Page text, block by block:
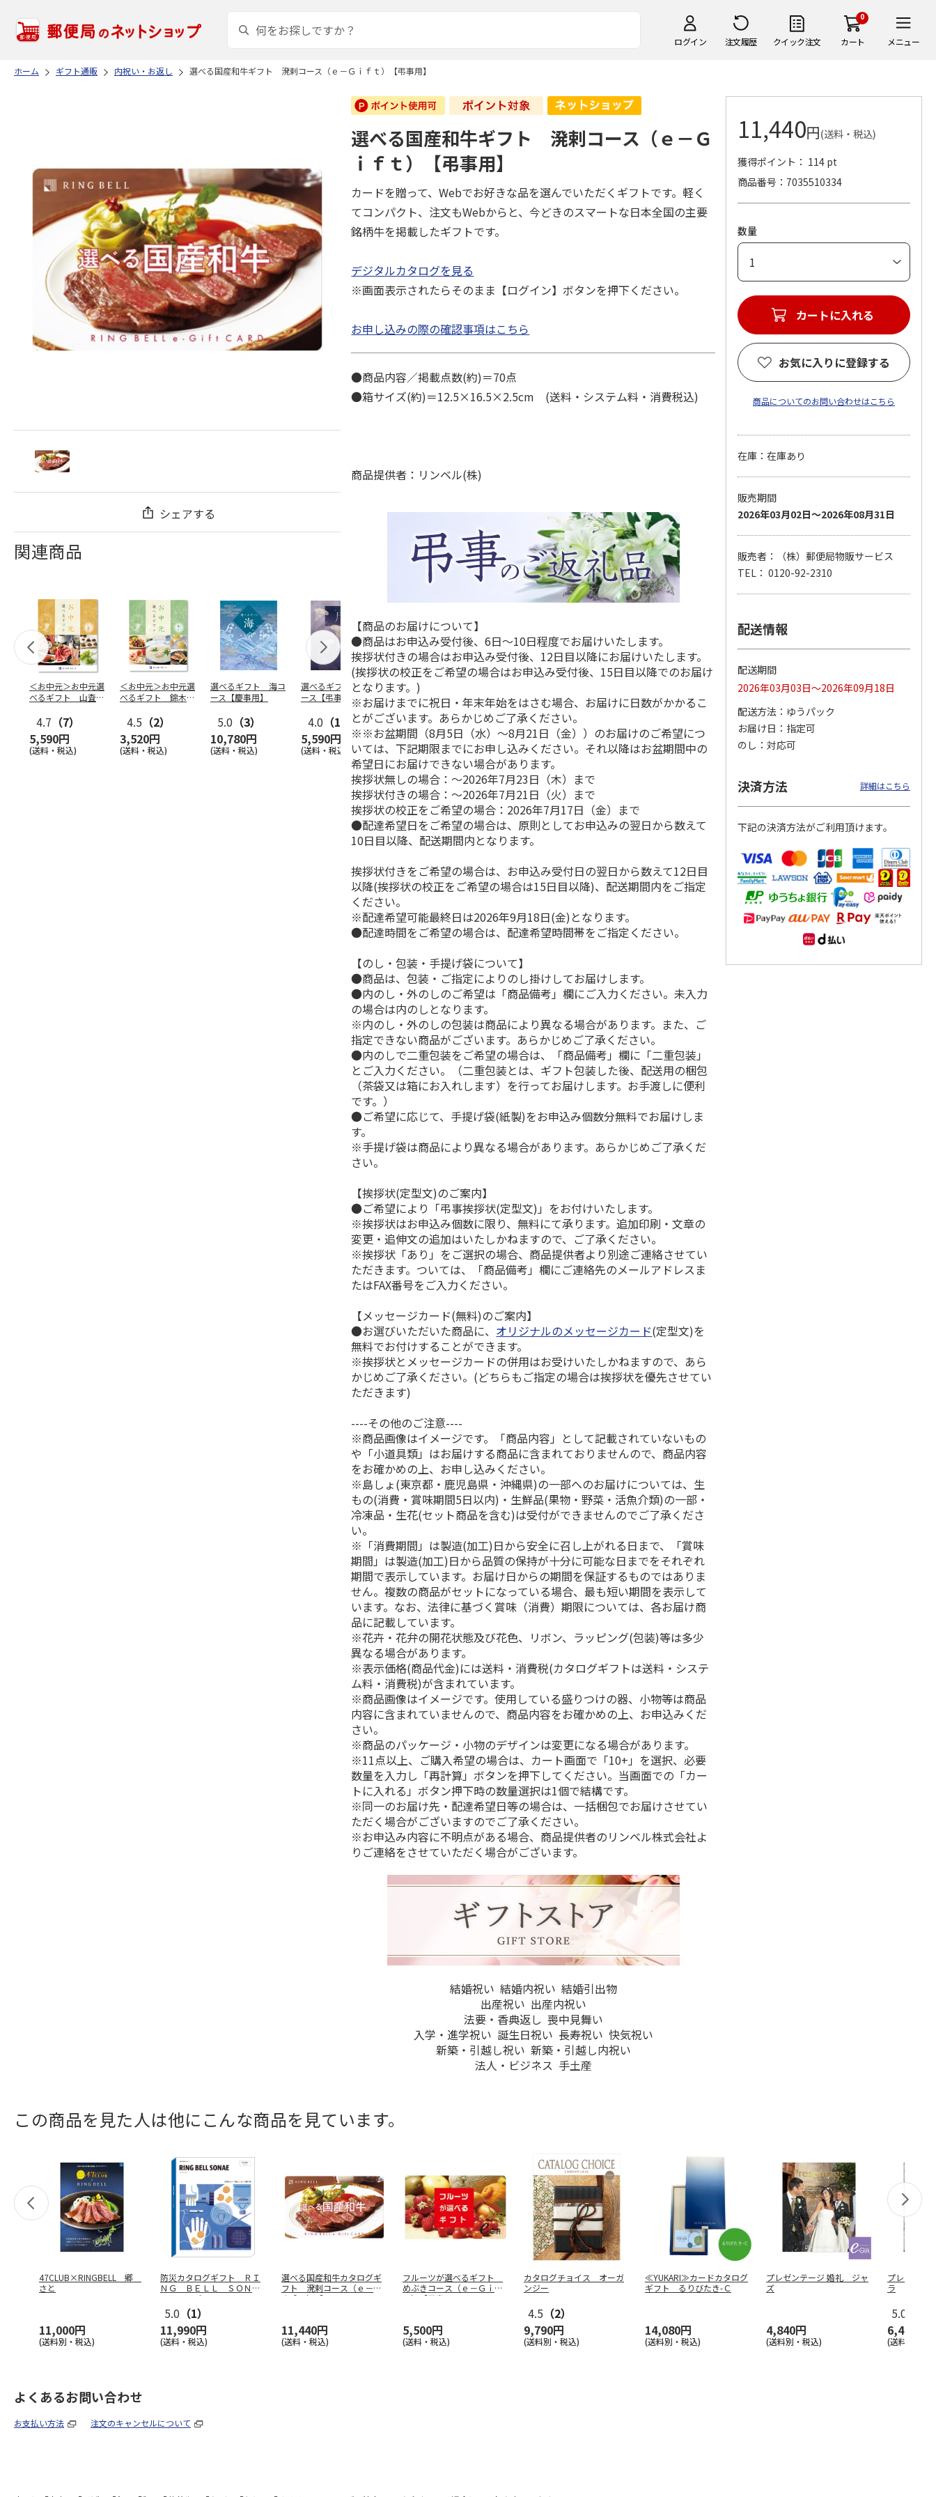
ログイン 注文履歴 クイック注文
0
カート メニュー
ホーム ギフト通販 内祝い・お返し 選べる国産和牛ギフト 溌剌コース（ｅ－Ｇｉｆｔ）【弔事用】
シェアする
関連商品
＜お中元＞お中元選
べるギフト 山査子
4.7 （7）
5,590円
(送料・税込)
＜お中元＞お中元選
べるギフト 錦木コ
4.5 （2）
3,520円
(送料・税込)
選べるギフト 海コ
ース【慶事用】
5.0 （3）
10,780円
(送料・税込)
選べるギフト 月コ
ース【弔事用】
4.0 （1）
5,590円
(送料・税込)
＜お中元＞お中元選
べるギフト 栴檀コ
ース
5.0（5）
10,780円
(送料・税込)
ース【弔事用】
4.4 （5）
10,780円
(送料・税込)
ース【慶事用】
5,590円
(送料・税込)
ース【弔事用】
15,990円
(送料・税込)
選べるギフト 鳥コ
4.2 （6）
3,520円
(送料・税込)
選べるギフト 花コ
選べる国産和牛ギフト 溌剌コース（ｅ－Ｇ
ｉｆｔ）【弔事用】
カードを贈って、Webでお好きな品を選んでいただくギフトです。軽く
てコンパクト、注文もWebからと、今どきのスマートな日本全国の主要
銘柄牛を掲載したギフトです。
デジタルカタログを見る
※画面表示されたらそのまま【ログイン】ボタンを押下ください。
お申し込みの際の確認事項はこちら
●商品内容／掲載点数(約)＝70点
●箱サイズ(約)＝12.5×16.5×2.5cm (送料・システム料・消費税込)
商品提供者：リンベル(株)
【商品のお届けについて】
●商品はお申込み受付後、6日～10日程度でお届けいたします。
挨拶状付きの場合はお申込み受付後、12日目以降にお届けいたします。
(挨拶状の校正をご希望の場合はお申込み受付後、15日目以降でのお届け
となります。)
※お届けまでに祝日・年末年始をはさむ場合、お届けに日数がかかるこ
とがございます。あらかじめご了承ください。
※※お盆期間（8月5日（水）～8月21日（金））のお届けのご希望につ
いては、下記期限までにお申し込みください。それ以降はお盆期間中の
希望日にお届けできない場合があります。
挨拶状無しの場合：～2026年7月23日（木）まで
挨拶状付きの場合：～2026年7月21日（火）まで
挨拶状の校正をご希望の場合：2026年7月17日（金）まで
●配達希望日をご希望の場合は、原則としてお申込みの翌日から数えて
10日目以降、配送期間内となります。
挨拶状付きをご希望の場合は、お申込み受付日の翌日から数えて12日目
以降(挨拶状の校正をご希望の場合は15日目以降)、配送期間内をご指定
ください。
※配達希望可能最終日は2026年9月18日(金)となります。
●配達時間をご希望の場合は、配達希望時間帯をご指定ください。
【のし・包装・手提げ袋について】
●商品は、包装・ご指定によりのし掛けしてお届けします。
●内のし・外のしのご希望は「商品備考」欄にご入力ください。未入力
の場合は内のしとなります。
※内のし・外のしの包装は商品により異なる場合があります。また、ご
指定できない商品がございます。あらかじめご了承ください。
●内のしで二重包装をご希望の場合は、「商品備考」欄に「二重包装」
とご入力ください。（二重包装とは、ギフト包装した後、配送用の梱包
（茶袋又は箱にお入れします）を行ってお届けします。お手渡しに便利
です。）
●ご希望に応じて、手提げ袋(紙製)をお申込み個数分無料でお届けしま
す。
※手提げ袋は商品により異なる場合があります。あらかじめご了承くだ
さい。
【挨拶状(定型文)のご案内】
●ご希望により「弔事挨拶状(定型文)」をお付けいたします。
※挨拶状はお申込み個数に限り、無料にて承ります。追加印刷・文章の
変更・追伸文の追加はいたしかねますので、ご了承ください。
※挨拶状「あり」をご選択の場合、商品提供者より別途ご連絡させてい
ただきます。ついては、「商品備考」欄にご連絡先のメールアドレスま
たはFAX番号をご入力ください。
【メッセージカード(無料)のご案内】
●お選びいただいた商品に、 オリジナルのメッセージカード(定型文)を
無料でお付けすることができます。
※挨拶状とメッセージカードの併用はお受けいたしかねますので、あら
かじめご了承ください。(どちらもご指定の場合は挨拶状を優先させてい
ただきます)
----その他のご注意----
※商品画像はイメージです。「商品内容」として記載されていないもの
や「小道具類」はお届けする商品に含まれておりませんので、商品内容
をお確かめの上、お申し込みください。
※島しょ(東京都・鹿児島県・沖縄県)の一部へのお届けについては、生
もの(消費・賞味期間5日以内)・生鮮品(果物・野菜・活魚介類)の一部・
冷凍品・生花(セット商品を含む)は受付ができませんのでご了承くださ
い。
※「消費期間」は製造(加工)日から安全に召し上がれる日まで、「賞味
期間」は製造(加工)日から品質の保持が十分に可能な日までをそれぞれ
期間で表示しています。お届け日からの期間を保証するものではありま
せん。複数の商品がセットになっている場合、最も短い期間を表示して
います。なお、法律に基づく賞味（消費）期限については、各お届け商
品に記載しています。
※花卉・花弁の開花状態及び花色、リボン、ラッピング(包装)等は多少
異なる場合があります。
※表示価格(商品代金)には送料・消費税(カタログギフトは送料・システ
ム料・消費税)が含まれています。
※商品画像はイメージです。使用している盛りつけの器、小物等は商品
内容に含まれていませんので、商品内容をお確かめの上、お申込みくだ
さい。
※商品のパッケージ・小物のデザインは変更になる場合があります。
※11点以上、ご購入希望の場合は、カート画面で「10+」を選択、必要
数量を入力し「再計算」ボタンを押下してください。当画面での「カー
トに入れる」ボタン押下時の数量選択は1個で結構です。
※同一のお届け先・配達希望日等の場合は、一括梱包でお届けさせてい
ただく場合がございますのでご了承ください。
※お申込み内容に不明点がある場合、商品提供者のリンベル株式会社よ
りご連絡をさせていただく場合がございます。
結婚祝い 結婚内祝い 結婚引出物
出産祝い 出産内祝い
法要・香典返し 喪中見舞い
入学・進学祝い 誕生日祝い 長寿祝い 快気祝い
新築・引越し祝い 新築・引越し内祝い
法人・ビジネス 手土産
11,440円(送料・税込)
獲得ポイント： 114 pt
商品番号
7035510334
数量
カートに入れる
お気に入りに登録する
商品についてのお問い合わせはこちら
在庫：在庫あり
販売期間
2026年03月02日～2026年08月31日
販売者：（株）郵便局物販サービス
TEL： 0120-92-2310
配送情報
配送期間
2026年03月03日～2026年09月18日
配送方法
ゆうパック
お届け日
指定可
のし
対応可
決済方法 詳細はこちら
下記の決済方法がご利用頂けます。
この商品を見た人は他にこんな商品を見ています。
47CLUB×RINGBELL 郷
さと
11,000円
(送料別・税込)
防災カタログギフト ＲＩ
ＮＧ ＢＥＬＬ ＳＯＮＡ
Ｅ シーブ
5.0 （1）
11,990円
(送料・税込)
選べる国産和牛カタログギ
フト 溌剌コース（ｅ－Ｇ
ｉｆｔ）【
11,440円
(送料・税込)
フルーツが選べるギフト
めぶきコース（ｅ－Ｇｉｆ
ｔ）【弔事
5,500円
(送料・税込)
カタログチョイス オーガ
ンジー
4.5 （2）
9,790円
(送料別・税込)
≪YUKARI≫カードカタログ
ギフト るりびたき-Ｃ
14,080円
(送料別・税込)
プレゼンテージ 婚礼 ジャ
ズ
4,840円
(送料別・税込)
プレゼンテ
ラ
5.0
6,490円
(送料別・税
よくあるお問い合わせ
お支払い方法 注文のキャンセルについて